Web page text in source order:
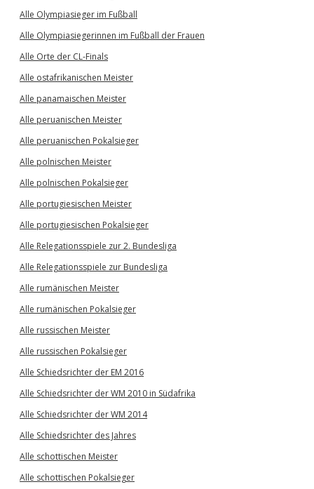
Alle Olympiasieger im Fußball
Alle Olympiasiegerinnen im Fußball der Frauen
Alle Orte der CL-Finals
Alle ostafrikanischen Meister
Alle panamaischen Meister
Alle peruanischen Meister
Alle peruanischen Pokalsieger
Alle polnischen Meister
Alle polnischen Pokalsieger
Alle portugiesischen Meister
Alle portugiesischen Pokalsieger
Alle Relegationsspiele zur 2. Bundesliga
Alle Relegationsspiele zur Bundesliga
Alle rumänischen Meister
Alle rumänischen Pokalsieger
Alle russischen Meister
Alle russischen Pokalsieger
Alle Schiedsrichter der EM 2016
Alle Schiedsrichter der WM 2010 in Südafrika
Alle Schiedsrichter der WM 2014
Alle Schiedsrichter des Jahres
Alle schottischen Meister
Alle schottischen Pokalsieger